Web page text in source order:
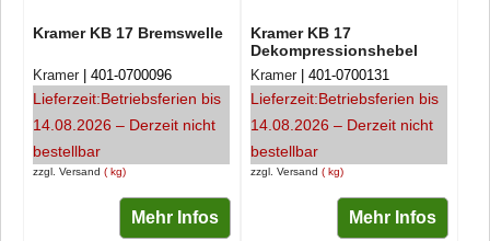
Kramer KB 17 Bremswelle
zzgl. Versand kg
Kramer 401-0700096
Lieferzeit:Betriebsferien bis
14.08.2026 – Derzeit nicht
bestellbar
Mehr Infos
Kramer KB 17
Dekompressionshebel
zzgl. Versand kg
Kramer 401-0700131
Lieferzeit:Betriebsferien bis
14.08.2026 – Derzeit nicht
bestellbar
Mehr Infos